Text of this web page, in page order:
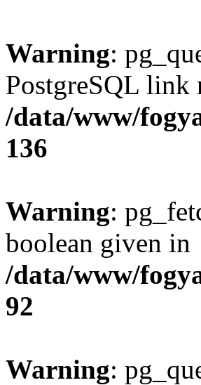
Warning:
PostgreSQL link
/data/www/
136
Warning:
boolean given in
/data/www/
92
Warning: